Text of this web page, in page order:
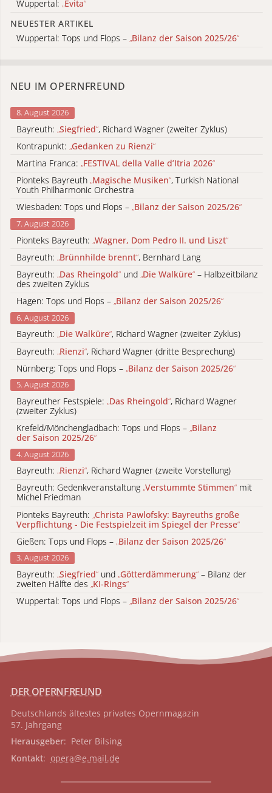
Wuppertal: „Evita“
NEUESTER ARTIKEL
Wuppertal: Tops und Flops – „Bilanz der Saison 2025/26“
NEU IM OPERNFREUND
8. August 2026
Bayreuth: „Siegfried“, Richard Wagner (zweiter Zyklus)
Kontrapunkt: „Gedanken zu Rienzi“
Martina Franca: „FESTIVAL della Valle d’Itria 2026“
Pionteks Bayreuth „Magische Musiken“, Turkish National
Youth Philharmonic Orchestra
Wiesbaden: Tops und Flops – „Bilanz der Saison 2025/26“
7. August 2026
Pionteks Bayreuth: „Wagner, Dom Pedro II. und Liszt“
Bayreuth: „Brünnhilde brennt“, Bernhard Lang
Bayreuth: „Das Rheingold“ und „Die Walküre“ – Halbzeitbilanz
des zweiten Zyklus
Hagen: Tops und Flops – „Bilanz der Saison 2025/26“
6. August 2026
Bayreuth: „Die Walküre“, Richard Wagner (zweiter Zyklus)
Bayreuth: „Rienzi“, Richard Wagner (dritte Besprechung)
Nürnberg: Tops und Flops – „Bilanz der Saison 2025/26“
5. August 2026
Bayreuther Festspiele: „Das Rheingold“, Richard Wagner
(zweiter Zyklus)
Krefeld/Mönchengladbach: Tops und Flops – „Bilanz
der Saison 2025/26“
4. August 2026
Bayreuth: „Rienzi“, Richard Wagner (zweite Vorstellung)
Bayreuth: Gedenkveranstaltung „Verstummte Stimmen“ mit
Michel Friedman
Pionteks Bayreuth: „Christa Pawlofsky: Bayreuths große
Verpflichtung - Die Festspielzeit im Spiegel der Presse“
Gießen: Tops und Flops – „Bilanz der Saison 2025/26“
3. August 2026
Bayreuth: „Siegfried“ und „Götterdämmerung“ – Bilanz der
zweiten Hälfte des „KI-Rings“
Wuppertal: Tops und Flops – „Bilanz der Saison 2025/26“
DER OPERNFREUND
Deutschlands ältestes privates Opernmagazin
57. Jahrgang
Herausgeber: Peter Bilsing
Kontakt: opera@e.mail.de